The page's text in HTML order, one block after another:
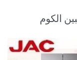
الكوم